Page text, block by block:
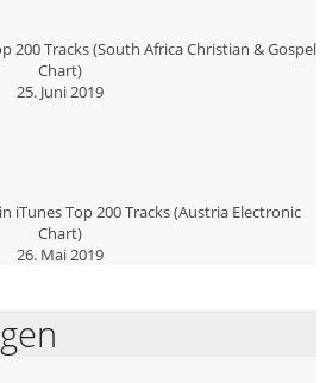
200 Tracks (South Africa Christian & Gospel
Chart)
25. Juni 2019
iTunes Top 200 Tracks (Austria Electronic
Chart)
26. Mai 2019